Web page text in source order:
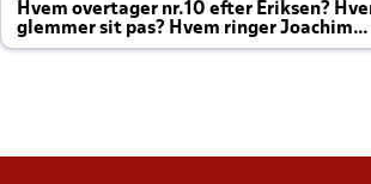
Hvem overtager nr.10 efter Eriksen?
glemmer sit pas? Hvem ringer Joachim
altid til efter kampe?